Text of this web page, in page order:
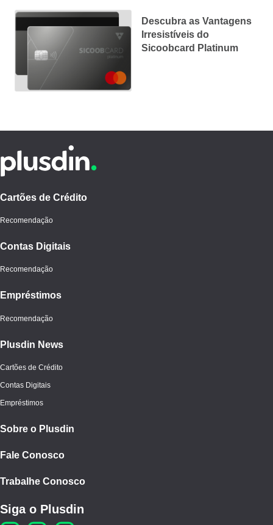
Descubra as Vantagens
Irresistíveis do
Sicoobcard Platinum
Cartões de Crédito
Recomendação
Contas Digitais
Recomendação
Empréstimos
Recomendação
Plusdin News
Cartões de Crédito
Contas Digitais
Empréstimos
Sobre o Plusdin
Fale Conosco
Trabalhe Conosco
Siga o Plusdin